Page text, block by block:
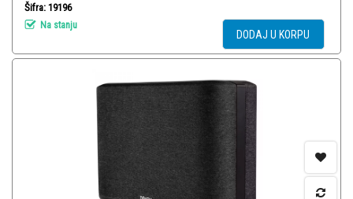
Šifra: 19196
Na stanju
DODAJ U KORPU